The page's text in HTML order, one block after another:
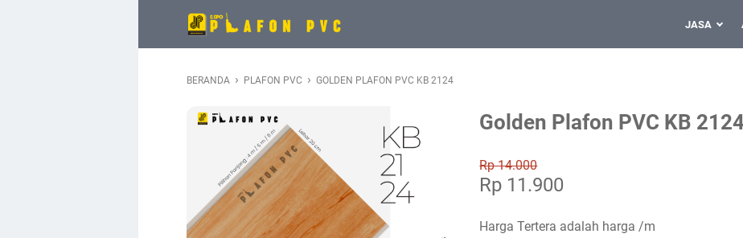
JASA
BERANDA › PLAFON PVC › GOLDEN PLAFON PVC KB 2124
Golden Plafon PVC KB
Rp 14.000
Rp 11.900
Harga Tertera adalah harga /m